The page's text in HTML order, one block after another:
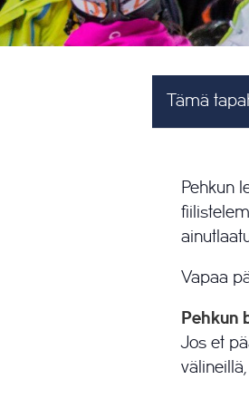
Tämä
Pehkun
Vapaa
Pehkun
Jos et
välineillä,